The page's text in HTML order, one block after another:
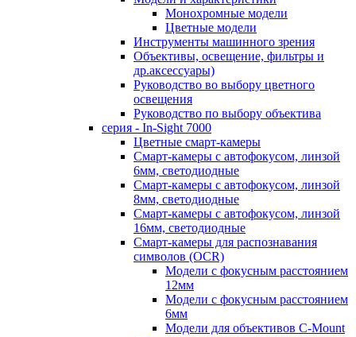
Монохромные модели
Цветные модели
Инструменты машинного зрения
Объективы, освещение, фильтры и
др.аксессуары)
Руководство во выбору цветного
освещения
Руководство по выбору объектива
серия - In-Sight 7000
Цветные смарт-камеры
Смарт-камеры с автофокусом, линзой
6мм, светодиодные
Смарт-камеры с автофокусом, линзой
8мм, светодиодные
Смарт-камеры с автофокусом, линзой
16мм, светодиодные
Смарт-камеры для распознавания
символов (OCR)
Модели с фокусным расстоянием
12мм
Модели с фокусным расстоянием
6мм
Модели для объективов C-Mount